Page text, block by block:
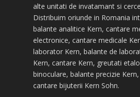
alte unitati de invatamant si
Distribuim oriunde in Romania
balante analitice Kern, cantare
electronice, cantare medicale
laborator Kern, balante de
Kern, cantare Kern, greutati
binoculare, balante precizie
cantare bijuterii Kern Sohn.